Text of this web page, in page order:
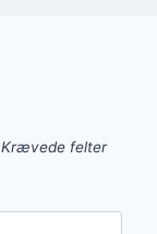
Krævede felter